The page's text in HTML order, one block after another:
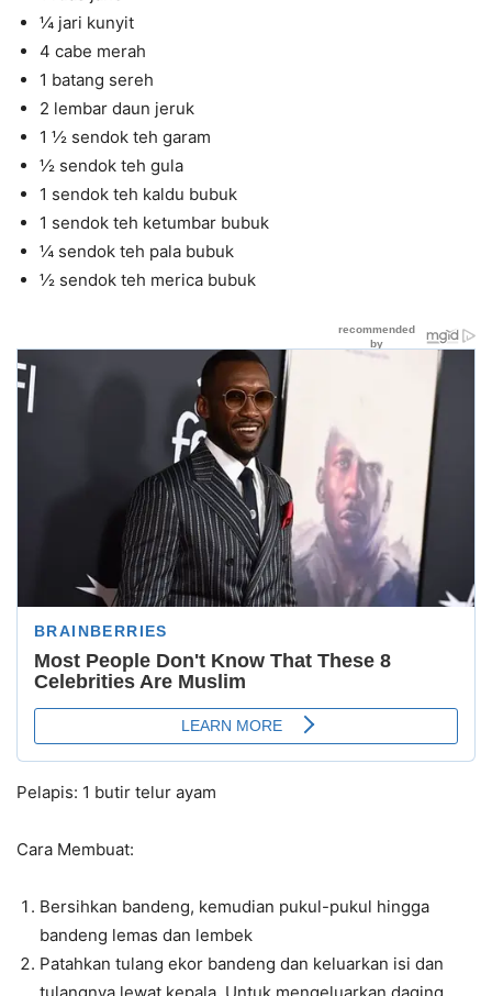
¼ jari kunyit
4 cabe merah
1 batang sereh
2 lembar daun jeruk
1 ½ sendok teh garam
½ sendok teh gula
1 sendok teh kaldu bubuk
1 sendok teh ketumbar bubuk
¼ sendok teh pala bubuk
½ sendok teh merica bubuk
Pelapis: 1 butir telur ayam
Cara Membuat:
Bersihkan bandeng, kemudian pukul-pukul hingga
bandeng lemas dan lembek
Patahkan tulang ekor bandeng dan keluarkan isi dan